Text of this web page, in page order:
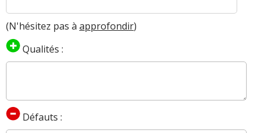
(N'hésitez pas à approfondir)
Qualités :
Défauts :